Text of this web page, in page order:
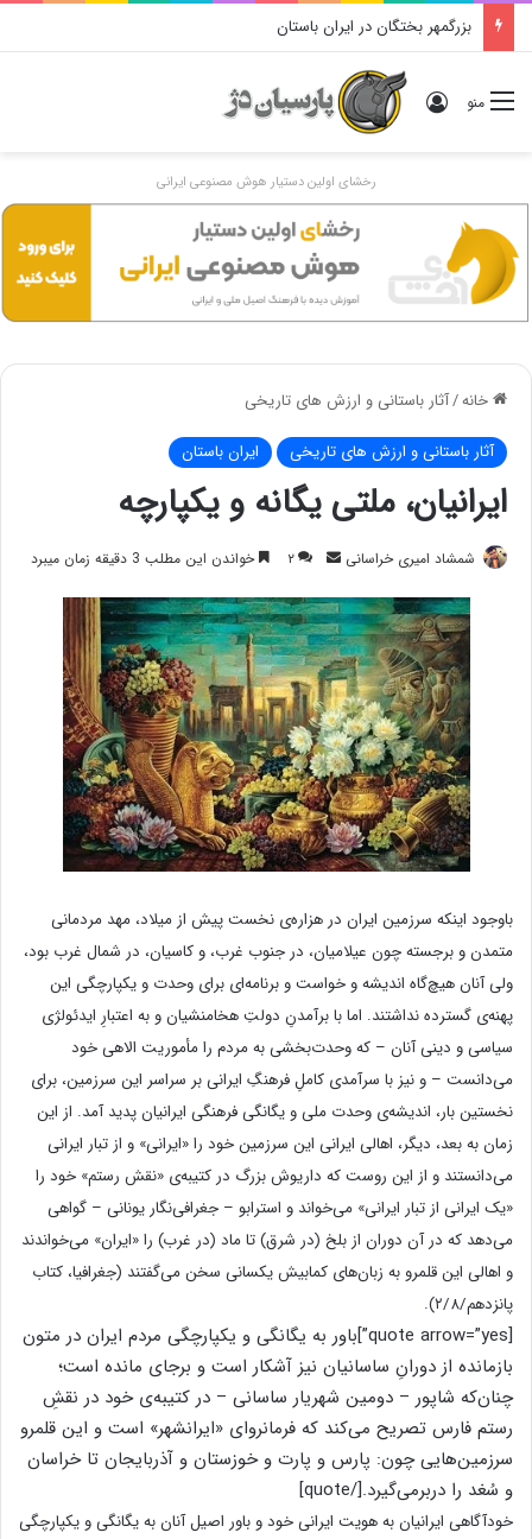
بزرگمهر بختگان در ایران باستان
منو ورود
رخشای اولین دستیار هوش مصنوعی ایرانی
خانه/آثار باستانی و ارزش های تاریخی
آثار باستانی و ارزش های تاریخی ایران باستان
ایرانیان، ملتی یگانه و یکپارچه
شمشاد امیری خراسانی
ارسال۲ خواندن این مطلب 3 دقیقه زمان میبرد
باوجود اینکه سرزمین ایران در هزاره‌ی نخست پیش از میلاد، مهد مردمانی
متمدن و برجسته چون عیلامیان، در جنوب غرب، و کاسیان، در شمال غرب بود،
ولی آنان هیچ‌گاه اندیشه و خواست و برنامه‌ای برای وحدت و یکپارچگی این
پهنه‌ی گسترده نداشتند. اما با برآمدنِ دولتِ هخامنشیان و به اعتبارِ ایدئولژی
سیاسی و دینی آنان – که وحدت‌بخشی به مردم را مأموریت الاهی خود
می‌دانست – و نیز با سرآمدی کاملِ فرهنگِ ایرانی بر سراسر این سرزمین، برای
نخستین بار، اندیشه‌ی وحدت ملی و یگانگی فرهنگی ایرانیان پدید آمد. از این
زمان به بعد، دیگر، اهالی ایرانی این سرزمین خود را «ایرانی» و از تبار ایرانی
می‌دانستند و از این روست که داریوش بزرگ در کتیبه‌ی «نقش رستم» خود را
«یک ایرانی از تبار ایرانی» می‌خواند و استرابو – جغرافی‌نگار یونانی – گواهی
می‌دهد که در آن دوران از بلخ (در شرق) تا ماد (در غرب) را «ایران» می‌خواندند
و اهالی این قلمرو به زبان‌های کمابیش یکسانی سخن می‌گفتند (جغرافیا، کتاب
پانزدهم/۲/۸).
[quote arrow=”yes”]باور به یگانگی و یکپارچگی مردم ایران در متون
بازمانده از دورانِ ساسانیان نیز آشکار است و برجای مانده است؛
چنان‌که شاپور – دومین شهریار ساسانی – در کتیبه‌ی خود در نقشِ
رستم فارس تصریح می‌کند که فرمانروای «ایرانشهر» است و این قلمرو
سرزمین‌هایی چون: پارس و پارت و خوزستان و آذربایجان تا خراسان
و سُغد را دربرمی‌گیرد.[/quote]
خودآگاهی ایرانیان به هویت ایرانی خود و باور اصیل آنان به یگانگی و یکپارچگی